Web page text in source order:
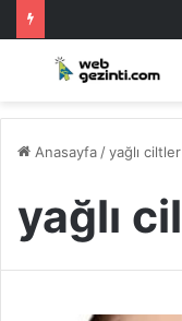
Anasayfa /yağlı ciltler
yağlı